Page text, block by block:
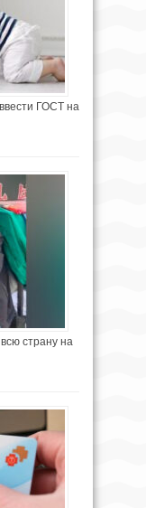
ГОСТ на
страну на